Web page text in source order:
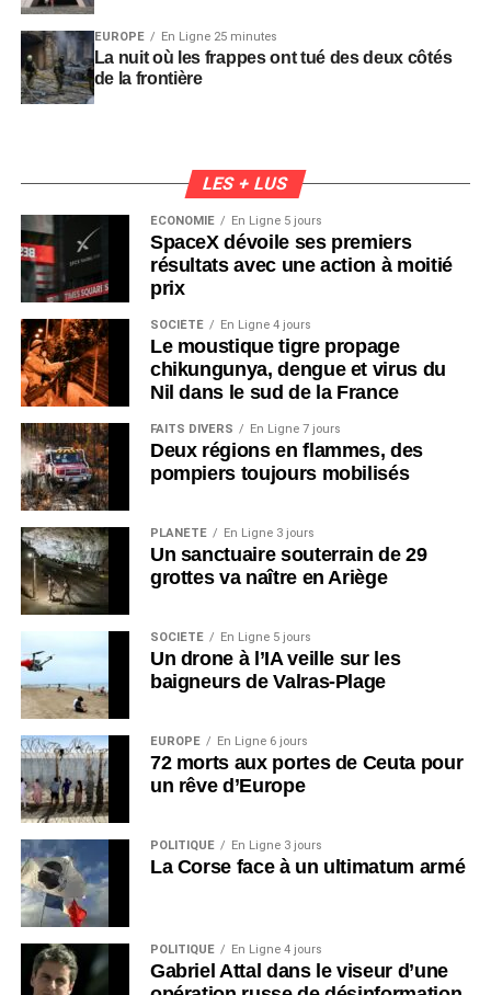
EUROPE En Ligne 25 minutes
La nuit où les frappes ont tué des deux côtés
de la frontière
LES + LUS
ÉCONOMIE En Ligne 5 jours
SpaceX dévoile ses premiers
résultats avec une action à moitié
prix
SOCIÉTÉ En Ligne 4 jours
Le moustique tigre propage
chikungunya, dengue et virus du
Nil dans le sud de la France
FAITS DIVERS En Ligne 7 jours
Deux régions en flammes, des
pompiers toujours mobilisés
PLANÈTE En Ligne 3 jours
Un sanctuaire souterrain de 29
grottes va naître en Ariège
SOCIÉTÉ En Ligne 5 jours
Un drone à l’IA veille sur les
baigneurs de Valras-Plage
EUROPE En Ligne 6 jours
72 morts aux portes de Ceuta pour
un rêve d’Europe
POLITIQUE En Ligne 3 jours
La Corse face à un ultimatum armé
POLITIQUE En Ligne 4 jours
Gabriel Attal dans le viseur d’une